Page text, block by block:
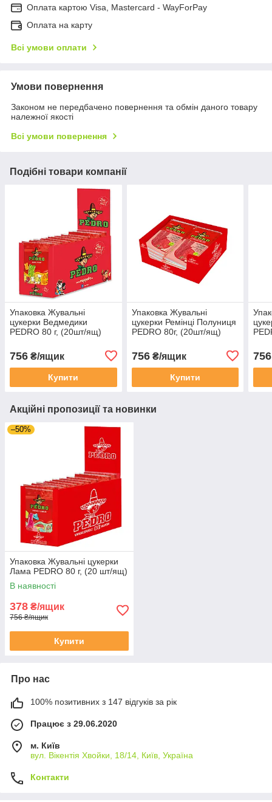
Оплата картою Visa, Mastercard - WayForPay
Оплата на карту
Всі умови оплати
Умови повернення
Законом не передбачено повернення та обмін даного товару
належної якості
Всі умови повернення
Подібні товари компанії
Упаковка Жувальні
цукерки Ведмедики
PEDRO 80 г, (20шт/ящ)
756 ₴/ящик
Купити
Упаковка Жувальні
цукерки Ремінці Полуниця
PEDRO 80г, (20шт/ящ)
756₴/ящик
Купити
756
Акційні пропозиції та новинки
–50%
Упаковка Жувальні цукерки
Лама PEDRO 80 г, (20 шт/ящ)
В наявності
378 ₴/ящик
756 ₴/ящик
Купити
Про нас
100% позитивних з 147 відгуків за рік
Працює з 29.06.2020
м. Київ
вул. Вікентія Хвойки, 18/14, Київ, Україна
Контакти